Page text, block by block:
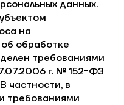
данных.
на
обработке
требованиями
г. № 152-ФЗ
частности, в
требованиями